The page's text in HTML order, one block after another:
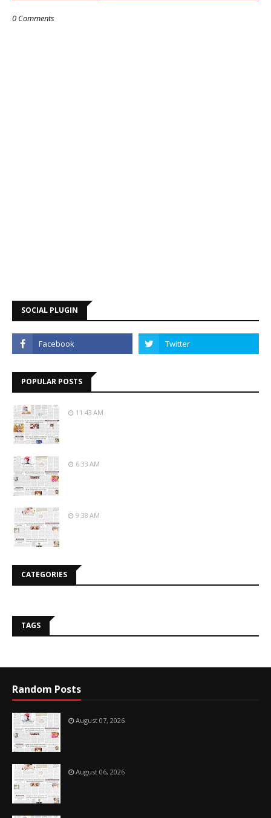
0 Comments
SOCIAL PLUGIN
POPULAR POSTS
11:43 AM
6:33 AM
9:38 AM
CATEGORIES
TAGS
Random Posts
August 07, 2026
August 06, 2026